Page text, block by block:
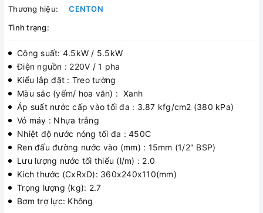
Thương hiệu:
CENTON
Tình trạng:
Công suất: 4.5kW / 5.5kW
Điện nguồn : 220V / 1 pha
Kiểu lắp đặt : Treo tường
Màu sắc (yếm/ hoa văn) : Xanh
Áp suất nước cấp vào tối đa : 3.87 kfg/cm2 (380 kPa)
Vỏ máy : Nhựa trắng
Nhiệt độ nước nóng tối đa : 450C
Ren đấu đường nước vào (mm) : 15mm (1/2" BSP)
Lưu lượng nước tối thiểu (l/m) : 2.0
Kích thước (CxRxD): 360x240x110(mm)
Trọng lượng (kg): 2.7
Bơm trợ lực: Không